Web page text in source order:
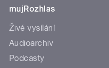
mujRozhlas
Živé vysílání
Audioarchiv
Podcasty